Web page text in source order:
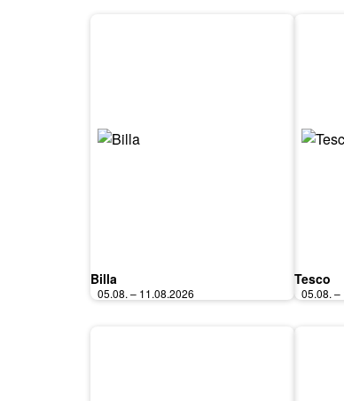
Billa
05.08. – 11.08.2026
Tesco
05.08. –